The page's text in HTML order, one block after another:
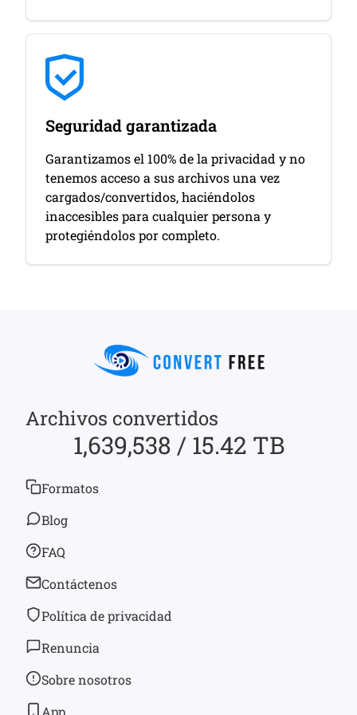
Seguridad garantizada
Garantizamos el 100% de la privacidad y no
tenemos acceso a sus archivos una vez
cargados/convertidos, haciéndolos
inaccesibles para cualquier persona y
protegiéndolos por completo.
Archivos convertidos
1,639,538 / 15.42 TB
Formatos
Blog
FAQ
Contáctenos
Política de privacidad
Renuncia
Sobre nosotros
App